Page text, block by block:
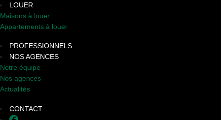
LOUER
Maisons à louer
Appartements à louer
PROFESSIONNELS
NOS AGENCES
Notre équipe
Nos agences
Actualités
CONTACT